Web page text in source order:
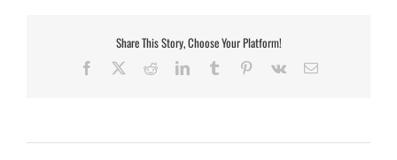
Share This Story, Choose Your Platform!
Facebook RedditLinkedInTumblr Pinterest
Vk Email